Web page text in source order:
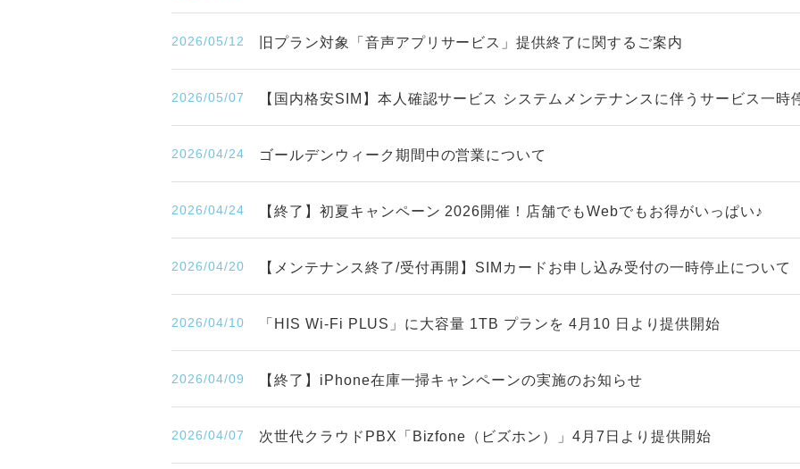
2026/05/12 旧プラン対象「音声アプリサービス」提供終了に関するご案内
2026/05/07 【国内格安SIM】本人確認サービス システムメンテナンスに伴うサービス一時
2026/04/24 ゴールデンウィーク期間中の営業について
2026/04/24 【終了】初夏キャンペーン 2026開催！店舗でもWebでもお得がいっぱい♪
2026/04/20 【メンテナンス終了/受付再開】SIMカードお申し込み受付の一時停止について
2026/04/10 「HIS Wi-Fi PLUS」に大容量 1TB プランを 4月10 日より提供開始
2026/04/09 【終了】iPhone在庫一掃キャンペーンの実施のお知らせ
2026/04/07 次世代クラウドPBX「Bizfone（ビズホン）」4月7日より提供開始